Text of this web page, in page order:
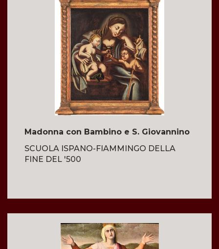
Madonna con Bambino e S. Giovannino
SCUOLA ISPANO-FIAMMINGO DELLA
FINE DEL '500